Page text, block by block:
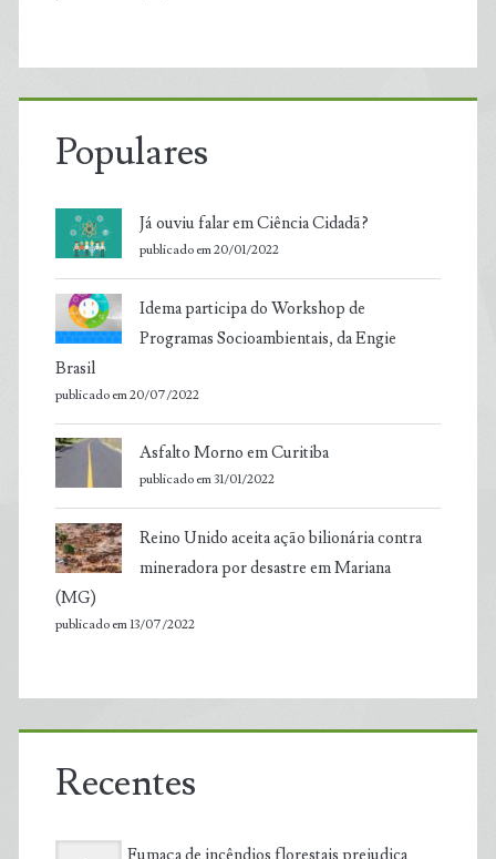
Populares
Já ouviu falar em Ciência Cidadã?
publicado em 20/01/2022
Idema participa do Workshop de
Programas Socioambientais, da Engie
Brasil
publicado em 20/07/2022
Asfalto Morno em Curitiba
publicado em 31/01/2022
Reino Unido aceita ação bilionária contra
mineradora por desastre em Mariana
(MG)
publicado em 13/07/2022
Recentes